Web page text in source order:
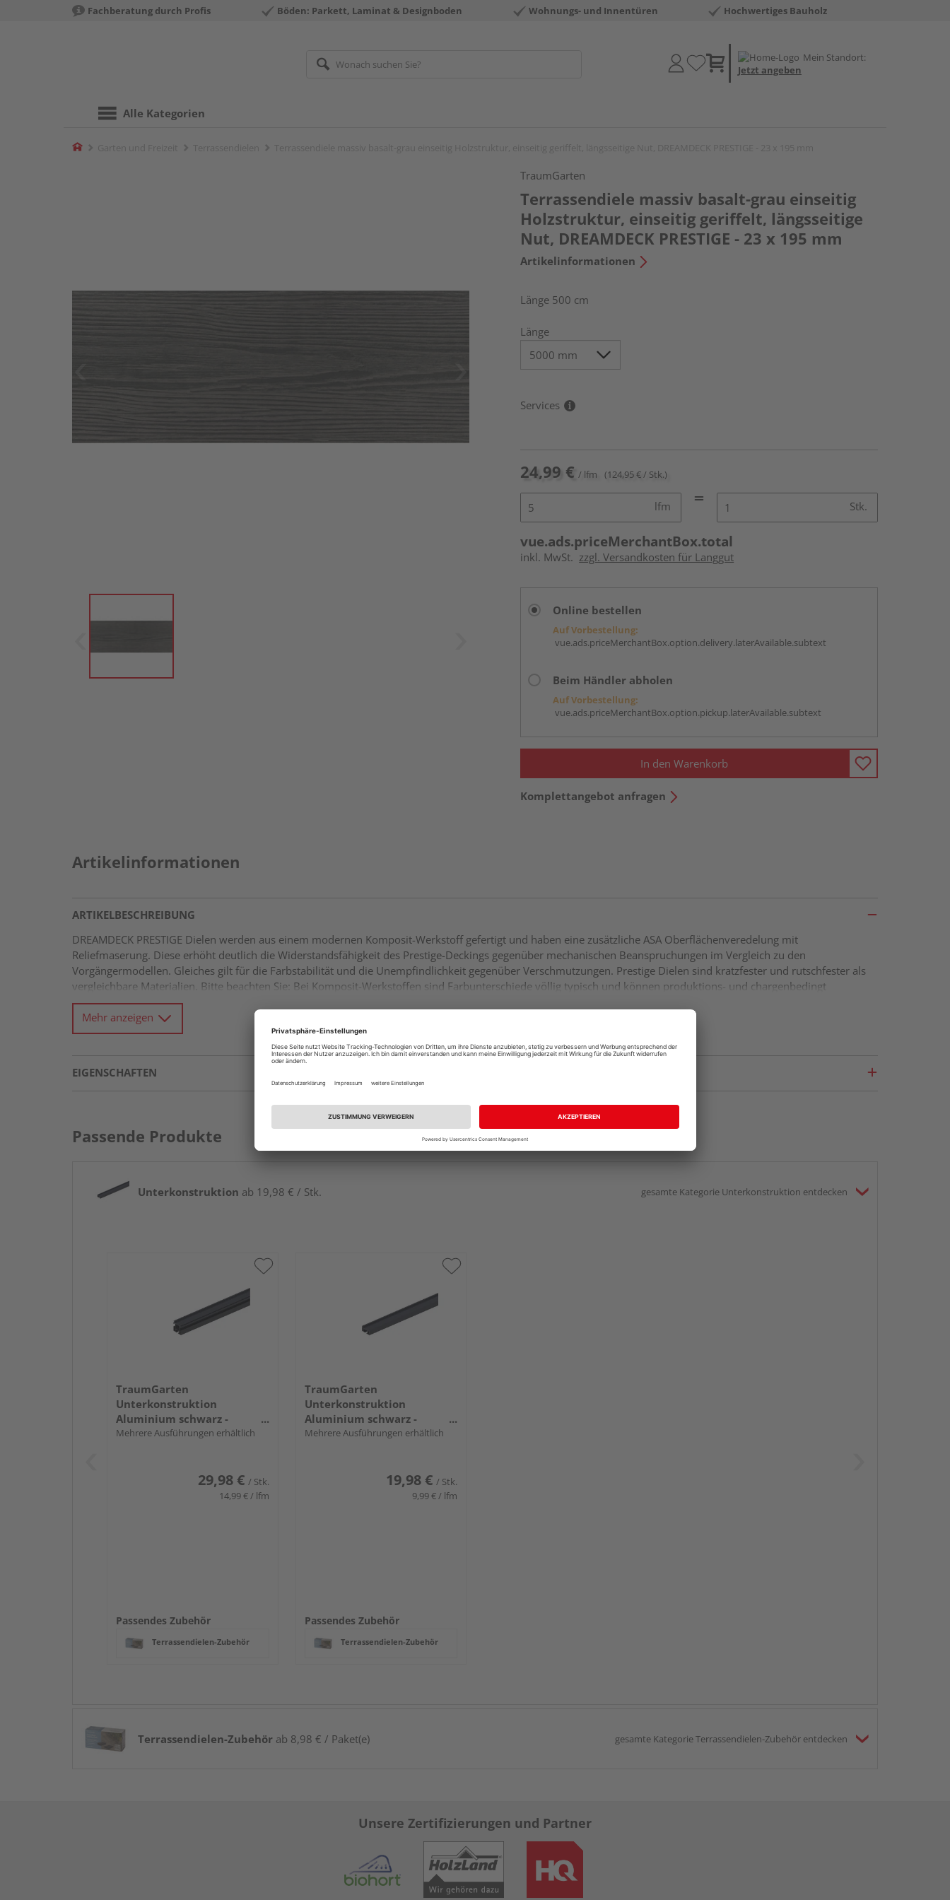
Fachberatung durch Profis Böden: Parkett, Laminat & Designboden Wohnungs- und Innentüren Hochwertiges Bauholz
Mein Standort:
Jetzt angeben
Alle Kategorien
Home
TraumGarten
Terrassendiele massiv basalt-grau einseitig
Holzstruktur, einseitig geriffelt, längsseitige
Nut, DREAMDECK PRESTIGE - 23 x 195 mm
Artikelinformationen
Länge 500 cm
Länge
Services
24,99 € / lfm (124,95 € / Stk.)
lfm Stk.
vue.ads.priceMerchantBox.total
inkl. MwSt. zzgl. Versandkosten für Langgut
Online bestellen
Auf Vorbestellung:
vue.ads.priceMerchantBox.option.delivery.laterAvailable.subtext
Beim Händler abholen
Auf Vorbestellung:
vue.ads.priceMerchantBox.option.pickup.laterAvailable.subtext
In den Warenkorb
Komplettangebot anfragen
Artikelinformationen
ARTIKELBESCHREIBUNG
DREAMDECK PRESTIGE Dielen werden aus einem modernen Komposit-Werkstoff gefertigt und haben eine zusätzliche ASA Oberflächenveredelung mit
Reliefmaserung. Diese erhöht deutlich die Widerstandsfähigkeit des Prestige-Deckings gegenüber mechanischen Beanspruchungen im Vergleich zu den
Vorgängermodellen. Gleiches gilt für die Farbstabilität und die Unempfindlichkeit gegenüber Verschmutzungen. Prestige Dielen sind kratzfester und rutschfester als
vergleichbare Materialien. Bitte beachten Sie: Bei Komposit-Werkstoffen sind Farbunterschiede völlig typisch und können produktions- und chargenbedingt
schwanken.
Mehr anzeigen
EIGENSCHAFTEN
Passende Produkte
Unterkonstruktion ab 19,98 € / Stk. gesamte Kategorie Unterkonstruktion entdecken
TraumGarten
Unterkonstruktion
Aluminium schwarz -
DREAMDECK WPC
Mehrere Ausführungen erhältlich
29,98 € / Stk.
14,99 € / lfm
Passendes Zubehör
Terrassendielen-Zubehör
TraumGarten
Unterkonstruktion
Aluminium schwarz -
DREAMDECK WPC
Mehrere Ausführungen erhältlich
19,98 € / Stk.
9,99 € / lfm
Passendes Zubehör
Terrassendielen-Zubehör
Terrassendielen-Zubehör ab 8,98 € / Paket(e) gesamte Kategorie Terrassendielen-Zubehör entdecken
Unsere Zertifizierungen und Partner